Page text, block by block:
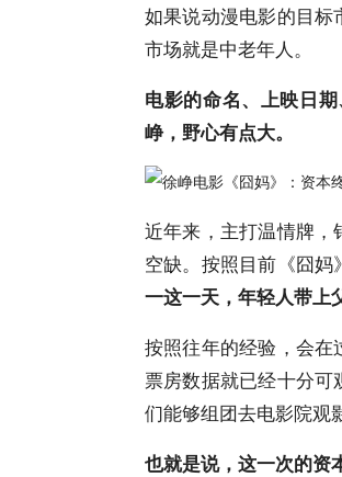
如果说动漫电影的目
市场就是中老年人。
电影的命名、上映日
峥，野心有点大。
近年来，主打温情牌
空缺。按照目前《囧
一这一天，年轻人带上
按照往年的经验，会
票房数据就已经十分
们能够组团去电影院观
也就是说，这一次的资